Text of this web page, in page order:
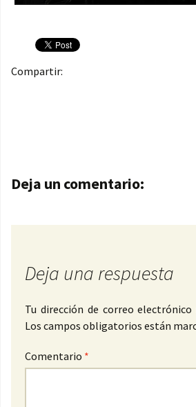
Compartir:
Navegación de
Deja un comentario:
Deja una respuesta
Tu dirección de correo electrónico
Los campos obligatorios están
Comentario *